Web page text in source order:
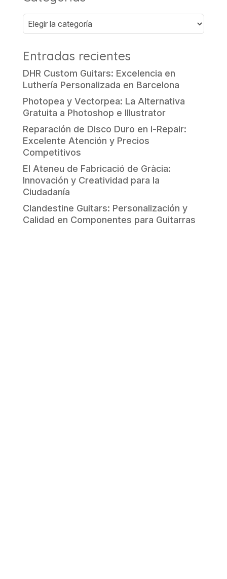
Categorías
Entradas recientes
DHR Custom Guitars: Excelencia en
Luthería Personalizada en Barcelona
Photopea y Vectorpea: La Alternativa
Gratuita a Photoshop e Illustrator
Reparación de Disco Duro en i-Repair:
Excelente Atención y Precios
Competitivos
El Ateneu de Fabricació de Gràcia:
Innovación y Creatividad para la
Ciudadanía
Clandestine Guitars: Personalización y
Calidad en Componentes para Guitarras